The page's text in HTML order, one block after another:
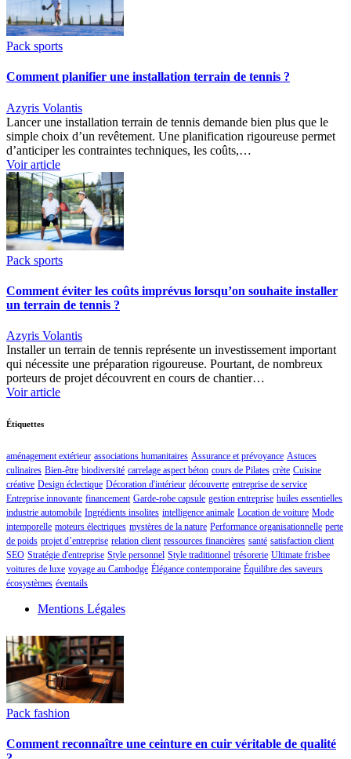
Pack sports
Comment planifier une installation terrain de tennis ?
Azyris Volantis
Lancer une installation terrain de tennis demande bien plus que le
simple choix d’un revêtement. Une planification rigoureuse permet
d’anticiper les contraintes techniques, les coûts,…
Voir article
Pack sports
Comment éviter les coûts imprévus lorsqu’on souhaite installer
un terrain de tennis ?
Azyris Volantis
Installer un terrain de tennis représente un investissement important
qui nécessite une préparation rigoureuse. Pourtant, de nombreux
porteurs de projet découvrent en cours de chantier…
Voir article
Étiquettes
aménagement extérieur associations humanitaires Assurance et prévoyance Astuces
culinaires Bien-être biodiversité carrelage aspect béton cours de Pilates crète Cuisine
créative Design éclectique Décoration d'intérieur découverte entreprise de service
Entreprise innovante financement Garde-robe capsule gestion entreprise huiles essentielles
industrie automobile Ingrédients insolites intelligence animale Location de voiture Mode
intemporelle moteurs électriques mystères de la nature Performance organisationnelle perte
de poids projet d’entreprise relation client ressources financières santé satisfaction client
SEO Stratégie d'entreprise Style personnel Style traditionnel trésorerie Ultimate frisbee
voitures de luxe voyage au Cambodge Élégance contemporaine Équilibre des saveurs
écosystèmes éventails
Mentions Légales
Pack fashion
Comment reconnaître une ceinture en cuir véritable de qualité